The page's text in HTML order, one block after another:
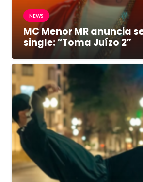
NEWS
MC Menor MR anuncia
single: “Toma Juízo 2”